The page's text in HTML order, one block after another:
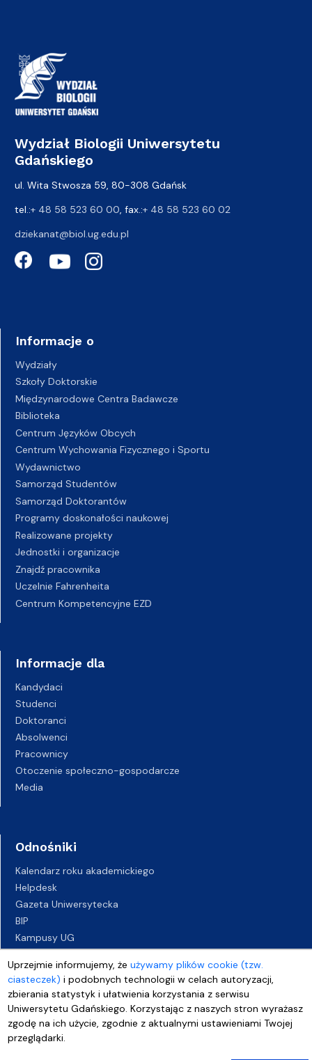
Uprzejmie informujemy, żeużywamy plików cookie (tzw.
ciasteczek) i podobnych technologii w celach autoryzacji,
zbierania statystyk i ułatwienia korzystania z serwisu
Uniwersytetu Gdańskiego. Korzystając z naszych stron wyrażasz
zgodę na ich użycie, zgodnie z aktualnymi ustawieniami Twojej
przeglądarki.
Wydział Biologii Uniwersytetu
Gdańskiego
ul. Wita Stwosza 59, 80-308 Gdańsk
tel.:+ 48 58 523 60 00, fax.:+ 48 58 523 60 02
dziekanat@biol.ug.edu.pl
Informacje o
Wydziały
Szkoły Doktorskie
Międzynarodowe Centra Badawcze
Biblioteka
Centrum Języków Obcych
Centrum Wychowania Fizycznego i Sportu
Wydawnictwo
Samorząd Studentów
Samorząd Doktorantów
Programy doskonałości naukowej
Realizowane projekty
Jednostki i organizacje
Znajdź pracownika
Uczelnie Fahrenheita
Centrum Kompetencyjne EZD
Informacje dla
Kandydaci
Studenci
Doktoranci
Absolwenci
Pracownicy
Otoczenie społeczno-gospodarcze
Media
Odnośniki
Kalendarz roku akademickiego
Helpdesk
Gazeta Uniwersytecka
BIP
Kampusy UG
Biuro Karier UG
Oferty pracy
Deklaracja dostępności